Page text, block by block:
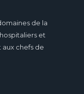
de la
et
chefs de